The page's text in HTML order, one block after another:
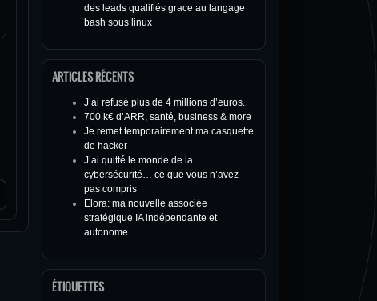
des leads qualifiés grace au langage
bash sous linux
ARTICLES RÉCENTS
J’ai refusé plus de 4 millions d’euros.
700 k€ d’ARR, santé, business & more
Je remet temporairement ma casquette
de hacker
J’ai quitté le monde de la
cybersécurité… ce que vous n’avez
pas compris
Elora: ma nouvelle associée
stratégique IA indépendante et
autonome.
ÉTIQUETTES